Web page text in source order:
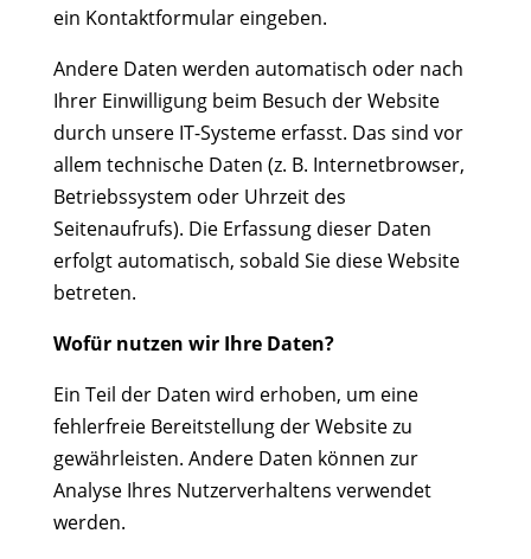
ein Kontaktformular eingeben.
Andere Daten werden automatisch oder nach
Ihrer Einwilligung beim Besuch der Website
durch unsere IT-Systeme erfasst. Das sind vor
allem technische Daten (z. B. Internetbrowser,
Betriebssystem oder Uhrzeit des
Seitenaufrufs). Die Erfassung dieser Daten
erfolgt automatisch, sobald Sie diese Website
betreten.
Wofür nutzen wir Ihre Daten?
Ein Teil der Daten wird erhoben, um eine
fehlerfreie Bereitstellung der Website zu
gewährleisten. Andere Daten können zur
Analyse Ihres Nutzerverhaltens verwendet
werden.